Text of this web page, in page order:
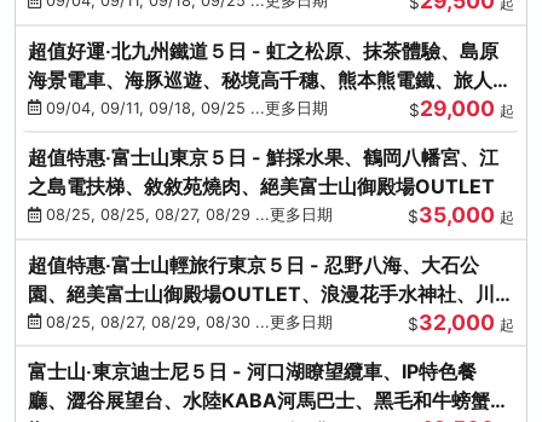
超值好運‧北九州鐵道５日 - 虹之松原、抹茶體驗、島原
海景電車、海豚巡遊、秘境高千穗、熊本熊電鐵、旅人觀
光列車-台中出發
09/04, 09/11, 09/18, 09/25 ...更多日期 $29,000 起
超值特惠‧富士山東京５日 - 鮮採水果、鶴岡八幡宮、江
之島電扶梯、敘敘苑燒肉、絕美富士山御殿場OUTLET
08/25, 08/25, 08/27, 08/29 ...更多日期 $35,000 起
超值特惠‧富士山輕旅行東京５日 - 忍野八海、大石公
園、絕美富士山御殿場OUTLET、浪漫花手水神社、川越
小江戶
08/25, 08/27, 08/29, 08/30 ...更多日期 $32,000 起
富士山‧東京迪士尼５日 - 河口湖瞭望纜車、IP特色餐
廳、澀谷展望台、水陸KABA河馬巴士、黑毛和牛螃蟹美